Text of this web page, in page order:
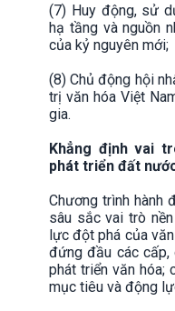
(7) Huy động, sử
hạ tầng và nguồn
của kỷ nguyên mới;
(8) Chủ động hội
trị văn hóa Việt
gia.
Khẳng định vai
phát triển đất
Chương trình hành
sâu sắc vai trò
lực đột phá của
đứng đầu các cấp,
phát triển văn hóa;
mục tiêu và động